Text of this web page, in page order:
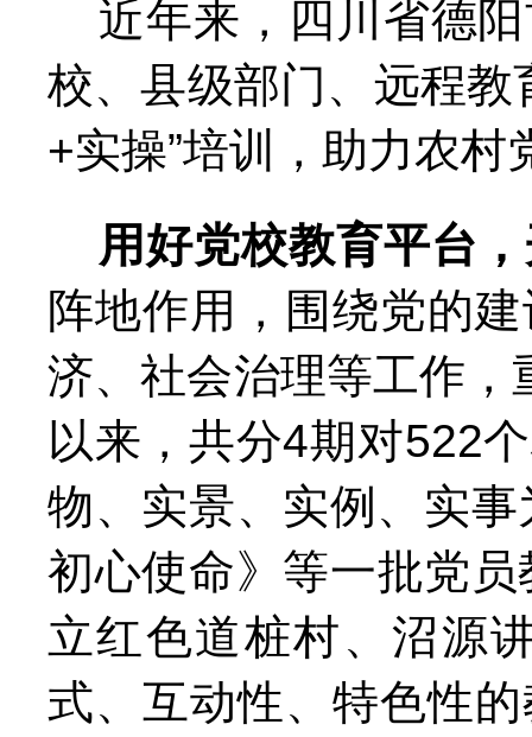
近年来，四川省德
校、县级部门、远程教
+实操”培训，助力农
用好党校教育平台
阵地作用，围绕党的
济、社会治理等工作，
以来，共分4期对522
物、实景、实例、实
初心使命》等一批党
立红色道桩村、沼源
式、互动性、特色性